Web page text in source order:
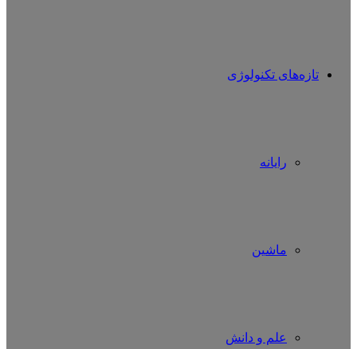
تازه‌های تکنولوژی
رایانه
ماشین
علم و دانش